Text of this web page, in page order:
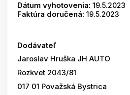
Dátum vyhotovenia: 19.5.2023
Faktúra doručená: 19.5.2023
Dodávateľ
Jaroslav Hruška JH AUTO
Rozkvet 2043/81
017 01 Považská Bystrica